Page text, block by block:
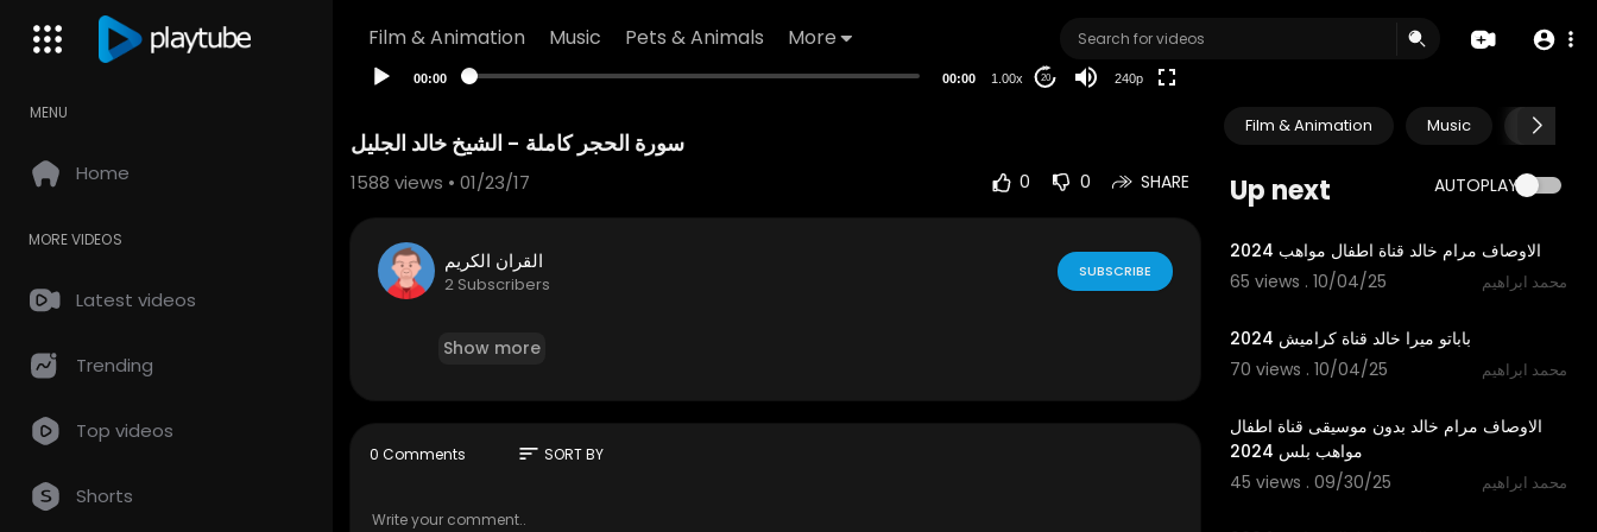
Film & Animation Music Pets & Animals More
MENU
Home
MORE VIDEOS
Latest videos
Trending
Top videos
Shorts
00:00 00:00 1.00x 20 240p
Film & Animation Music Pets &
Up next AUTOPLAY
الاوصاف مرام خالد قناة اطفال مواهب 2024
65 views . 10/04/25
محمد ابراهيم
باباتو ميرا خالد قناة كراميش 2024
70 views . 10/04/25
محمد ابراهيم
الاوصاف مرام خالد بدون موسيقى قناة اطفال
مواهب بلس 2024
45 views . 09/30/25
محمد ابراهيم
1588 views • 01/23/17 0 0 SHARE
القران الكريم
2 Subscribers
SUBSCRIBE
Show more
0 Comments sort SORT BY